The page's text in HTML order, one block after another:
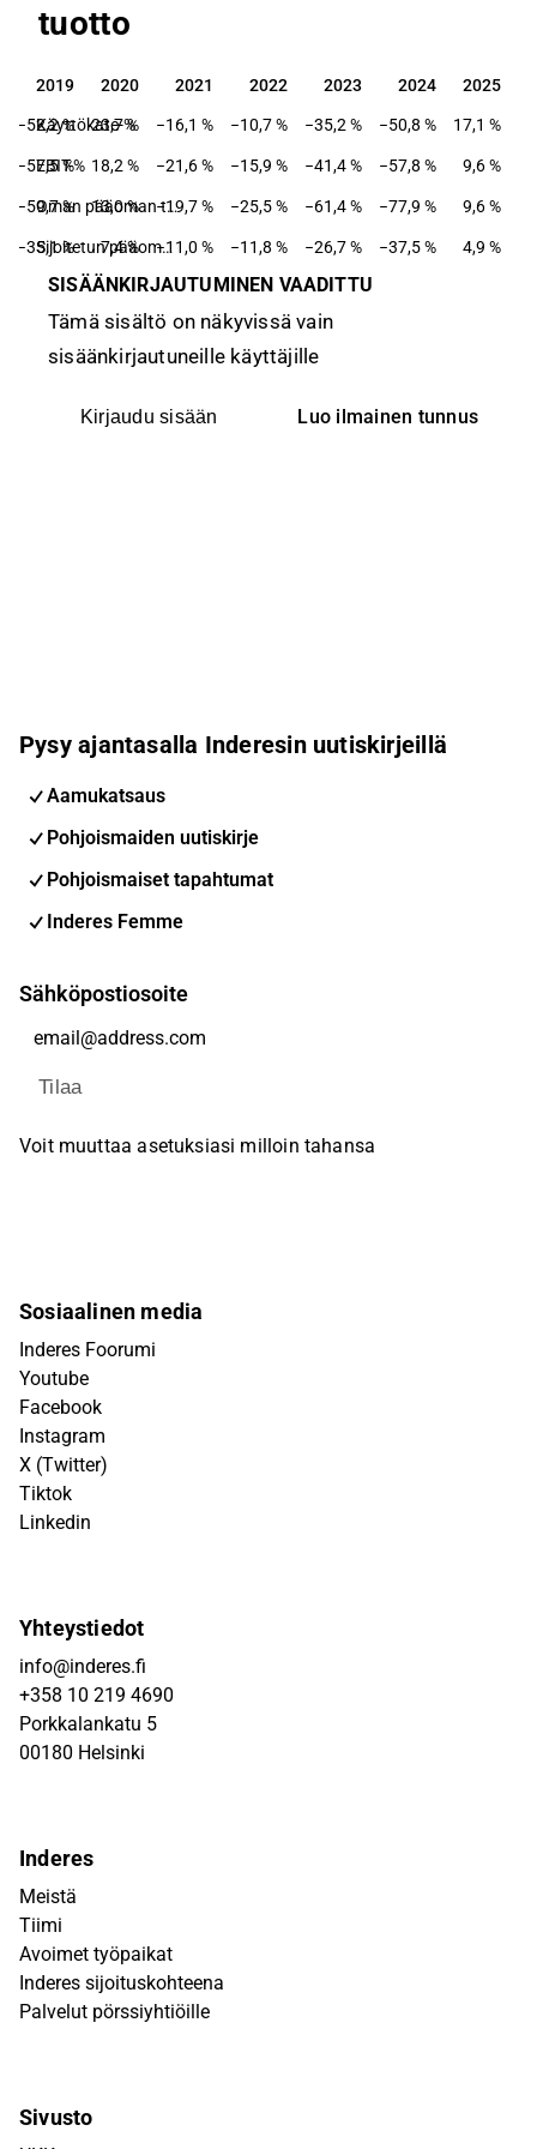
tuotto
2019 2020 2021 2022 2023 2024 2025
2019 2020 2021 2022 2023 2024 2025
Käyttökate-%
−52,2 % 23,7 % −16,1 % −10,7 % −35,2 % −50,8 % 17,1 %
EBIT-%
−57,5 % 18,2 % −21,6 % −15,9 % −41,4 % −57,8 % 9,6 %
Oman pääoman tuotto-%
−59,7 % 13,0 % −19,7 % −25,5 % −61,4 % −77,9 % 9,6 %
Sijoitetun pääoman tuotto-%
−35,1 % 7,4 % −11,0 % −11,8 % −26,7 % −37,5 % 4,9 %
SISÄÄNKIRJAUTUMINEN VAADITTU
Tämä sisältö on näkyvissä vain
sisäänkirjautuneille käyttäjille
Kirjaudu sisään Luo ilmainen tunnus
Pysy ajantasalla Inderesin uutiskirjeillä
Aamukatsaus
Pohjoismaiden uutiskirje
Pohjoismaiset tapahtumat
Inderes Femme
Sähköpostiosoite
Tilaa
Voit muuttaa asetuksiasi milloin tahansa
Sosiaalinen media
Inderes Foorumi
Youtube
Facebook
Instagram
X (Twitter)
Tiktok
Linkedin
Yhteystiedot
info@inderes.fi
+358 10 219 4690
Porkkalankatu 5
00180 Helsinki
Inderes
Meistä
Tiimi
Avoimet työpaikat
Inderes sijoituskohteena
Palvelut pörssiyhtiöille
Sivusto